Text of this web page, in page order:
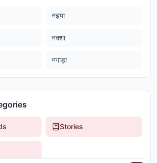
नइया
नक्शा
नगाड़ा
Stories